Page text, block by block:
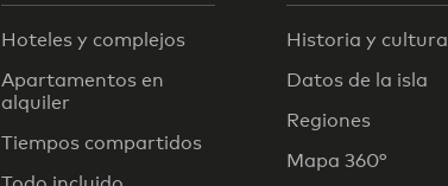
Hoteles y complejos
Apartamentos en
alquiler
Tiempos compartidos
Historia y cultura
Datos de la isla
Regiones
Mapa 360°